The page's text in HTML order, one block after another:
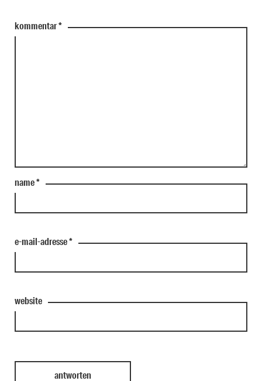
kommentar*
name*
e-mail-adresse*
website